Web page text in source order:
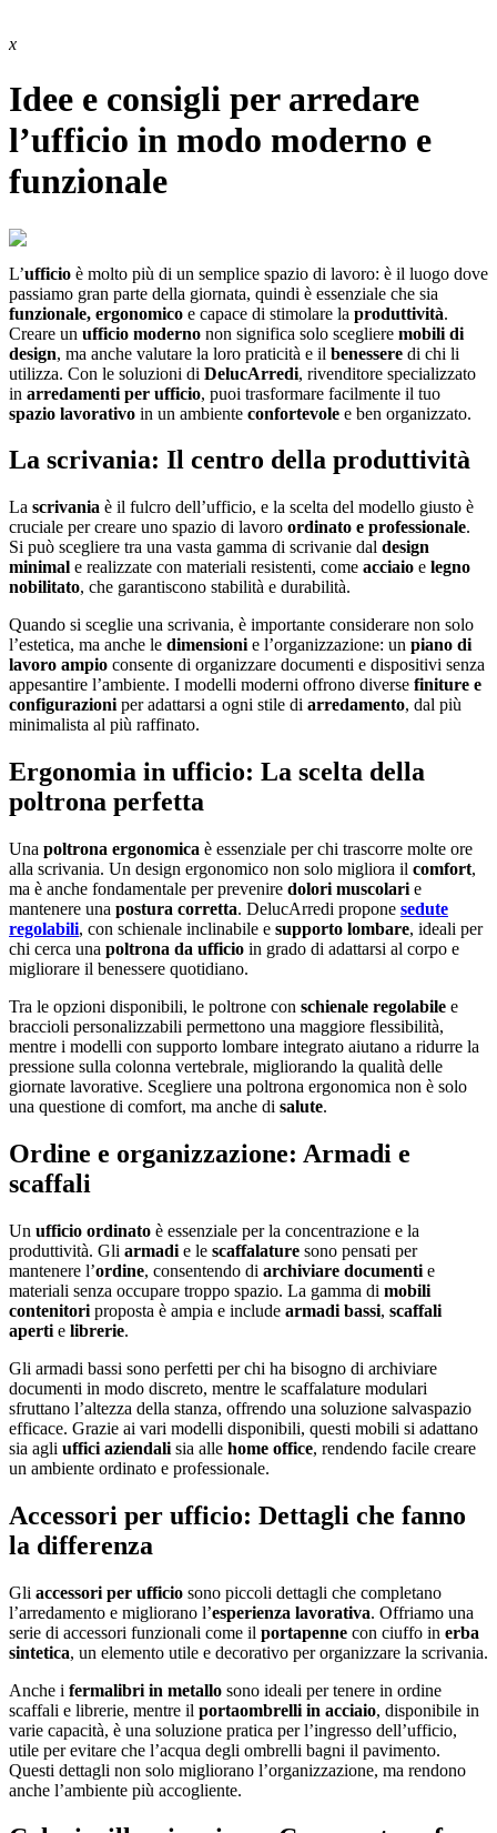
x
Idee e consigli per arredare
l’ufficio in modo moderno e
funzionale
L’ufficio è molto più di un semplice spazio di lavoro: è il luogo dove
passiamo gran parte della giornata, quindi è essenziale che sia
funzionale, ergonomico e capace di stimolare la produttività.
Creare un ufficio moderno non significa solo scegliere mobili di
design, ma anche valutare la loro praticità e il benessere di chi li
utilizza. Con le soluzioni di DelucArredi, rivenditore specializzato
in arredamenti per ufficio, puoi trasformare facilmente il tuo
spazio lavorativo in un ambiente confortevole e ben organizzato.
La scrivania: Il centro della produttività
La scrivania è il fulcro dell’ufficio, e la scelta del modello giusto è
cruciale per creare uno spazio di lavoro ordinato e professionale.
Si può scegliere tra una vasta gamma di scrivanie dal design
minimal e realizzate con materiali resistenti, come acciaio e legno
nobilitato, che garantiscono stabilità e durabilità.
Quando si sceglie una scrivania, è importante considerare non solo
l’estetica, ma anche le dimensioni e l’organizzazione: un piano di
lavoro ampio consente di organizzare documenti e dispositivi senza
appesantire l’ambiente. I modelli moderni offrono diverse finiture e
configurazioni per adattarsi a ogni stile di arredamento, dal più
minimalista al più raffinato.
Ergonomia in ufficio: La scelta della
poltrona perfetta
Una poltrona ergonomica è essenziale per chi trascorre molte ore
alla scrivania. Un design ergonomico non solo migliora il comfort,
ma è anche fondamentale per prevenire dolori muscolari e
mantenere una postura corretta. DelucArredi propone sedute
regolabili, con schienale inclinabile e supporto lombare, ideali per
chi cerca una poltrona da ufficio in grado di adattarsi al corpo e
migliorare il benessere quotidiano.
Tra le opzioni disponibili, le poltrone con schienale regolabile e
braccioli personalizzabili permettono una maggiore flessibilità,
mentre i modelli con supporto lombare integrato aiutano a ridurre la
pressione sulla colonna vertebrale, migliorando la qualità delle
giornate lavorative. Scegliere una poltrona ergonomica non è solo
una questione di comfort, ma anche di salute.
Ordine e organizzazione: Armadi e
scaffali
Un ufficio ordinato è essenziale per la concentrazione e la
produttività. Gli armadi e le scaffalature sono pensati per
mantenere l’ordine, consentendo di archiviare documenti e
materiali senza occupare troppo spazio. La gamma di mobili
contenitori proposta è ampia e include armadi bassi, scaffali
aperti e librerie.
Gli armadi bassi sono perfetti per chi ha bisogno di archiviare
documenti in modo discreto, mentre le scaffalature modulari
sfruttano l’altezza della stanza, offrendo una soluzione salvaspazio
efficace. Grazie ai vari modelli disponibili, questi mobili si adattano
sia agli uffici aziendali sia alle home office, rendendo facile creare
un ambiente ordinato e professionale.
Accessori per ufficio: Dettagli che fanno
la differenza
Gli accessori per ufficio sono piccoli dettagli che completano
l’arredamento e migliorano l’esperienza lavorativa. Offriamo una
serie di accessori funzionali come il portapenne con ciuffo in erba
sintetica, un elemento utile e decorativo per organizzare la scrivania.
Anche i fermalibri in metallo sono ideali per tenere in ordine
scaffali e librerie, mentre il portaombrelli in acciaio, disponibile in
varie capacità, è una soluzione pratica per l’ingresso dell’ufficio,
utile per evitare che l’acqua degli ombrelli bagni il pavimento.
Questi dettagli non solo migliorano l’organizzazione, ma rendono
anche l’ambiente più accogliente.